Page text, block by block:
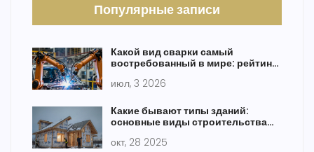
Популярные записи
Какой вид сварки самый
востребованный в мире: рейтинг
июл, 3 2026
Какие бывают типы зданий:
основные виды строительства
окт, 28 2025